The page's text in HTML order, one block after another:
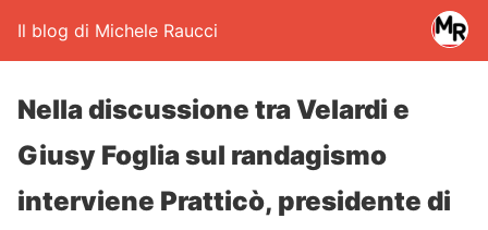
Il blog di Michele Raucci
Nella discussione tra Velardi e
Giusy Foglia sul randagismo
interviene Pratticò, presidente di